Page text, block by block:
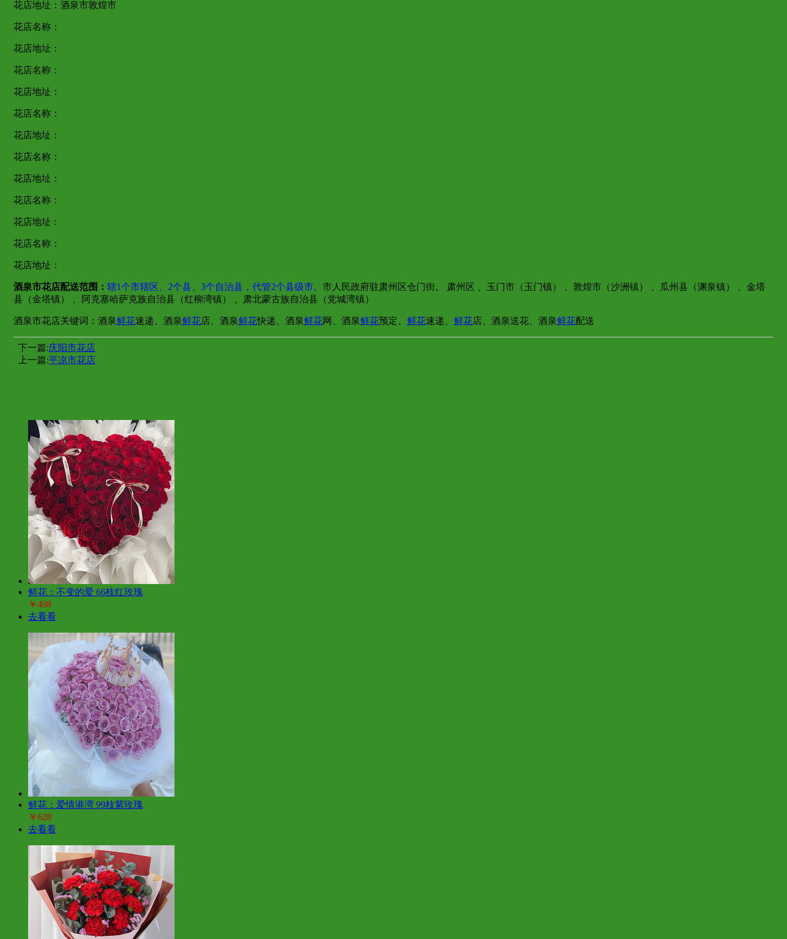
花店地址：酒泉市敦煌市
花店名称：
花店地址：
花店名称：
花店地址：
花店名称：
花店地址：
花店名称：
花店地址：
花店名称：
花店地址：
花店名称：
花店地址：
酒泉市花店配送范围： 辖1个市辖区、2个县、3个自治县，代管2个县级市。 市人民政府驻肃州区仓门街。 肃州区 、玉门市（玉门镇） 、敦煌市（沙洲镇） 、瓜州县（渊泉镇） 、金塔
县（金塔镇） 、阿克塞哈萨克族自治县（红柳湾镇） 、肃北蒙古族自治县（党城湾镇）
酒泉市花店关键词：酒泉鲜花速递、酒泉鲜花店、酒泉鲜花快递、酒泉鲜花网、酒泉鲜花预定、 鲜花速递、 鲜花店、酒泉送花、酒泉鲜花配送
下一篇:庆阳市花店
上一篇:平凉市花店
鲜花：不变的爱 66枝红玫瑰
￥498
去看看
鲜花：爱情港湾 99枝紫玫瑰
￥628
去看看